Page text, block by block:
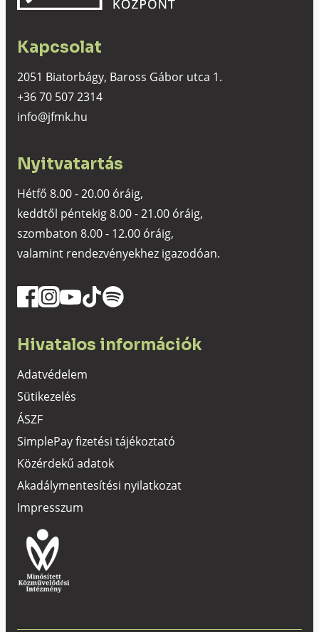
Kapcsolat
2051 Biatorbágy, Baross Gábor utca 1.
+36 70 507 2314
info@jfmk.hu
Nyitvatartás
Hétfő 8.00 - 20.00 óráig,
keddtől péntekig 8.00 - 21.00 óráig,
szombaton 8.00 - 12.00 óráig,
valamint rendezvényekhez igazodóan.
Hivatalos információk
Adatvédelem
Sütikezelés
ÁSZF
SimplePay fizetési tájékoztató
Közérdekű adatok
Akadálymentesítési nyilatkozat
Impresszum